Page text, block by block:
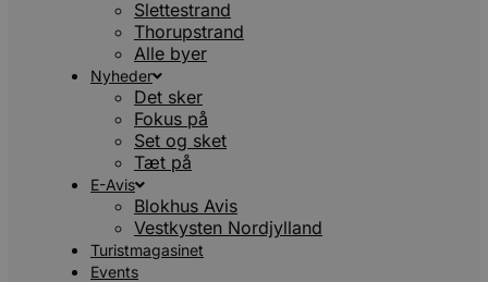
Slettestrand
Thorupstrand
Alle byer
Nyheder
Det sker
Fokus på
Set og sket
Tæt på
E-Avis
Blokhus Avis
Vestkysten Nordjylland
Turistmagasinet
Events